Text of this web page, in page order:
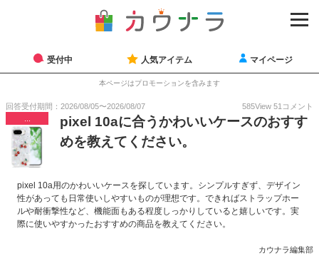
受付中 人気アイテム マイページ
本ページはプロモーションを含みます
回答受付期間： 2026/08/05〜2026/08/07 585View 51 コメント
...
pixel 10aに合うかわいいケースのおすす
めを教えてください。
pixel 10a用のかわいいケースを探しています。シンプルすぎず、デザイン
性があっても日常使いしやすいものが理想です。できればストラップホー
ルや耐衝撃性など、機能面もある程度しっかりしていると嬉しいです。実
際に使いやすかったおすすめの商品を教えてください。
カウナラ編集部